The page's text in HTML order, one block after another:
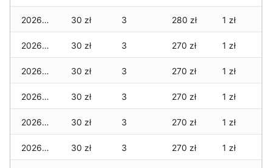
2026-06-18 30 zł 3 280 zł 1 zł
2026-06-17 30 zł 3 270 zł 1 zł
2026-06-16 30 zł 3 270 zł 1 zł
2026-06-15 30 zł 3 270 zł 1 zł
2026-06-14 30 zł 3 270 zł 1 zł
2026-06-13 30 zł 3 270 zł 1 zł